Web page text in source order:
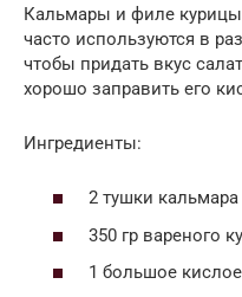
Кальмары и филе
часто используются в
чтобы придать вкус
хорошо заправить его
Ингредиенты:
2 тушки кальмара
350 гр вареного
1 большое